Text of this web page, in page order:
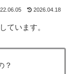
2026.04.18
ています。
？